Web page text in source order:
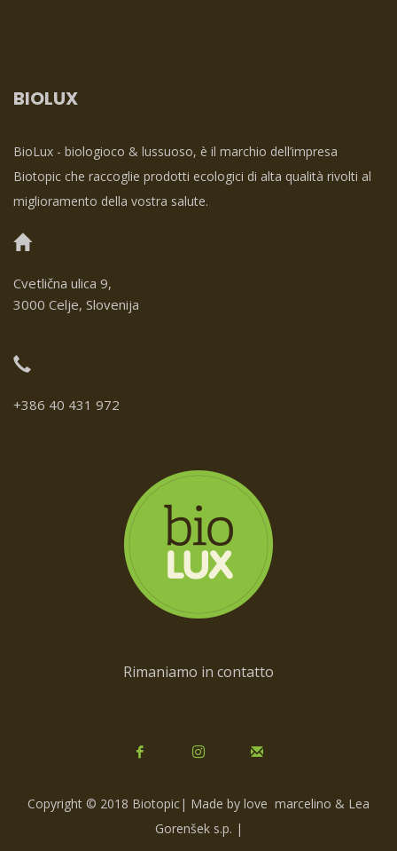
BIOLUX
BioLux - biologioco & lussuoso, è il marchio dell’impresa
Biotopic che raccoglie prodotti ecologici di alta qualità rivolti al
miglioramento della vostra salute.
Cvetlična ulica 9,
3000 Celje, Slovenija
+386 40 431 972
Rimaniamo in contatto
Copyright © 2018 Biotopic| Made by love marcelino & Lea
Gorenšek s.p. |